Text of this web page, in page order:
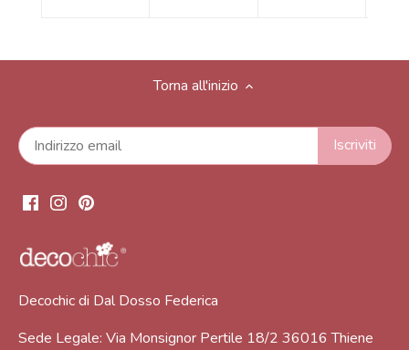
Torna all'inizio
Decochic di Dal Dosso Federica
Sede Legale: Via Monsignor Pertile 18/2 36016 Thiene